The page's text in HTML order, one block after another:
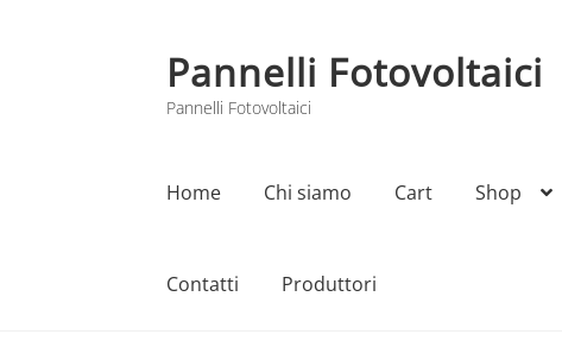
Vai
alla
navigazione
Vai
al
contenuto
Pannelli Fotovoltaici
Pannelli Fotovoltaici
Home Chi siamo Cart Shop
Contatti Produttori